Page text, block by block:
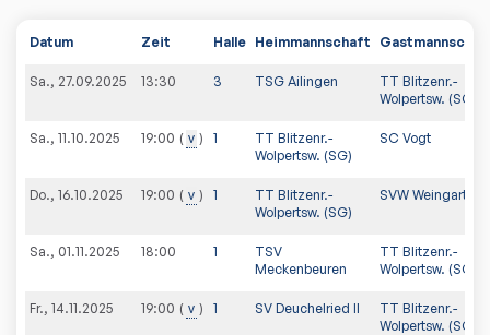
Datum Zeit Halle Heimmannschaft
Sa., 27.09.2025 13:30 3 TSG Ailingen
TT Blitzenr.-
Wolpertsw. (SG)
Sa., 11.10.2025 19:00 v 1
TT Blitzenr.-
Wolpertsw. (SG)
SC Vogt
Do., 16.10.2025 19:00 v 1
TT Blitzenr.-
Wolpertsw. (SG)
SVW Weingarten
Sa., 01.11.2025 18:00 1
TSV
Meckenbeuren
TT Blitzenr.-
Wolpertsw. (SG)
Fr., 14.11.2025 19:00 v 1 SV Deuchelried II
TT Blitzenr.-
Wolpertsw. (SG)